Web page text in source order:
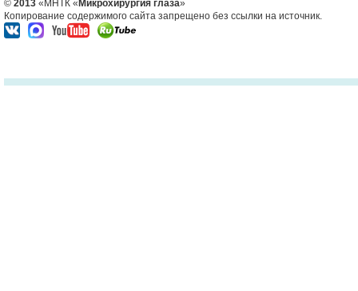
© 2013 «МНТК « Микрохирургия глаза»
Копирование содержимого сайта запрещено без ссылки на источник.